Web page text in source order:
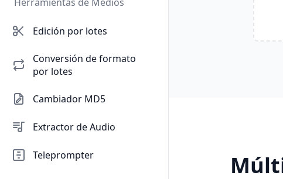
Edición por lotes
Conversión de formato
por lotes
Cambiador MD5
Extractor de Audio
Teleprompter